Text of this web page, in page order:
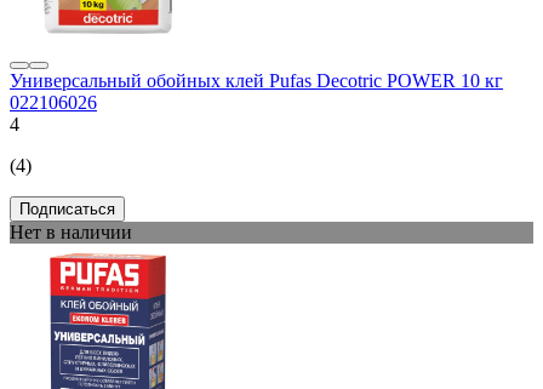
Универсальный обойных клей Pufas Decotric POWER 10 кг
022106026
4
(4)
Подписаться
Нет в наличии